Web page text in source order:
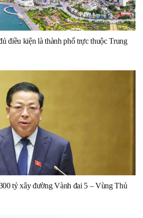
điều kiện là thành phố trực thuộc Trung
tỷ xây đường Vành đai 5 – Vùng Thủ